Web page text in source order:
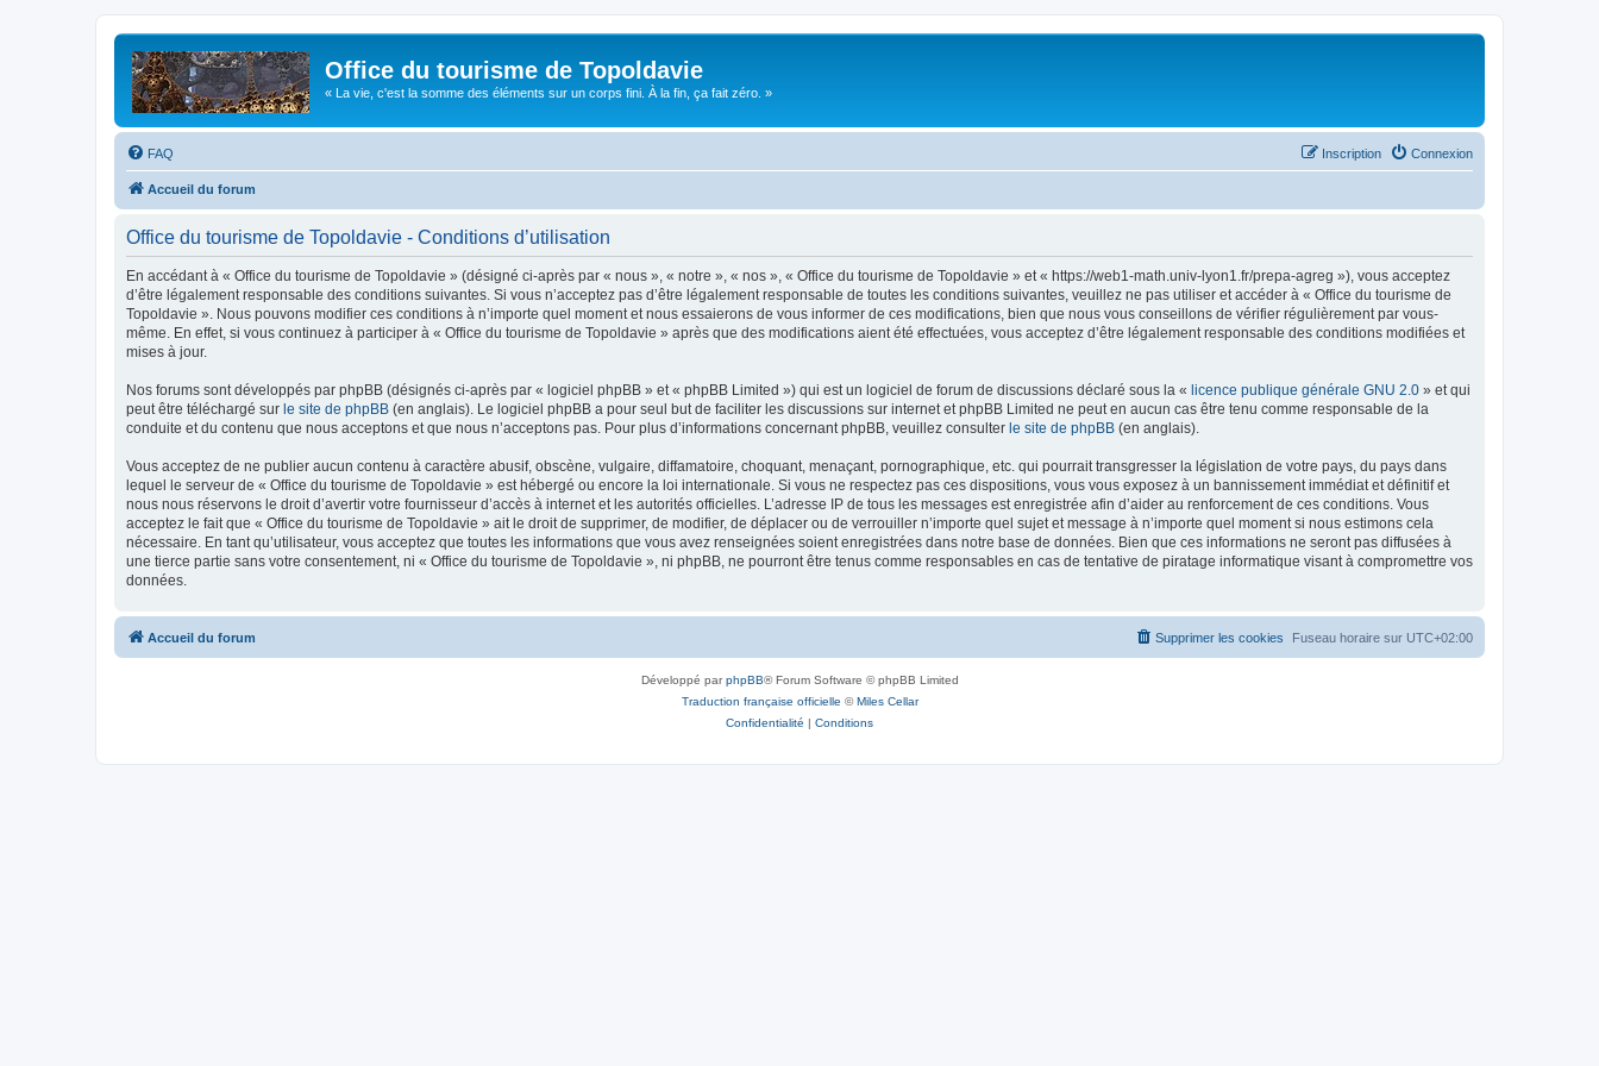
Office du tourisme de Topoldavie
« La vie, c'est la somme des éléments sur un corps fini. À la fin, ça fait zéro. »
FAQ Connexion
Inscription
Accueil du forum
Office du tourisme de Topoldavie - Conditions d’utilisation
En accédant à « Office du tourisme de Topoldavie » (désigné ci-après par « nous », « notre », « nos », « Office du tourisme de Topoldavie » et « https://web1-math.univ-lyon1.fr/prepa-agreg »), vous acceptez
d’être légalement responsable des conditions suivantes. Si vous n’acceptez pas d’être légalement responsable de toutes les conditions suivantes, veuillez ne pas utiliser et accéder à « Office du tourisme de
Topoldavie ». Nous pouvons modifier ces conditions à n’importe quel moment et nous essaierons de vous informer de ces modifications, bien que nous vous conseillons de vérifier régulièrement par vous-
même. En effet, si vous continuez à participer à « Office du tourisme de Topoldavie » après que des modifications aient été effectuées, vous acceptez d’être légalement responsable des conditions modifiées et
mises à jour.
Nos forums sont développés par phpBB (désignés ci-après par « logiciel phpBB » et « phpBB Limited ») qui est un logiciel de forum de discussions déclaré sous la « licence publique générale GNU 2.0 » et qui
peut être téléchargé sur le site de phpBB (en anglais). Le logiciel phpBB a pour seul but de faciliter les discussions sur internet et phpBB Limited ne peut en aucun cas être tenu comme responsable de la
conduite et du contenu que nous acceptons et que nous n’acceptons pas. Pour plus d’informations concernant phpBB, veuillez consulter le site de phpBB (en anglais).
Vous acceptez de ne publier aucun contenu à caractère abusif, obscène, vulgaire, diffamatoire, choquant, menaçant, pornographique, etc. qui pourrait transgresser la législation de votre pays, du pays dans
lequel le serveur de « Office du tourisme de Topoldavie » est hébergé ou encore la loi internationale. Si vous ne respectez pas ces dispositions, vous vous exposez à un bannissement immédiat et définitif et
nous nous réservons le droit d’avertir votre fournisseur d’accès à internet et les autorités officielles. L’adresse IP de tous les messages est enregistrée afin d’aider au renforcement de ces conditions. Vous
acceptez le fait que « Office du tourisme de Topoldavie » ait le droit de supprimer, de modifier, de déplacer ou de verrouiller n’importe quel sujet et message à n’importe quel moment si nous estimons cela
nécessaire. En tant qu’utilisateur, vous acceptez que toutes les informations que vous avez renseignées soient enregistrées dans notre base de données. Bien que ces informations ne seront pas diffusées à
une tierce partie sans votre consentement, ni « Office du tourisme de Topoldavie », ni phpBB, ne pourront être tenus comme responsables en cas de tentative de piratage informatique visant à compromettre vos
données.
Accueil du forum Fuseau horaire sur UTC+02:00
Supprimer les cookies
Développé parphpBB® Forum Software © phpBB Limited
Traduction française officielle ©Miles Cellar
Confidentialité | Conditions